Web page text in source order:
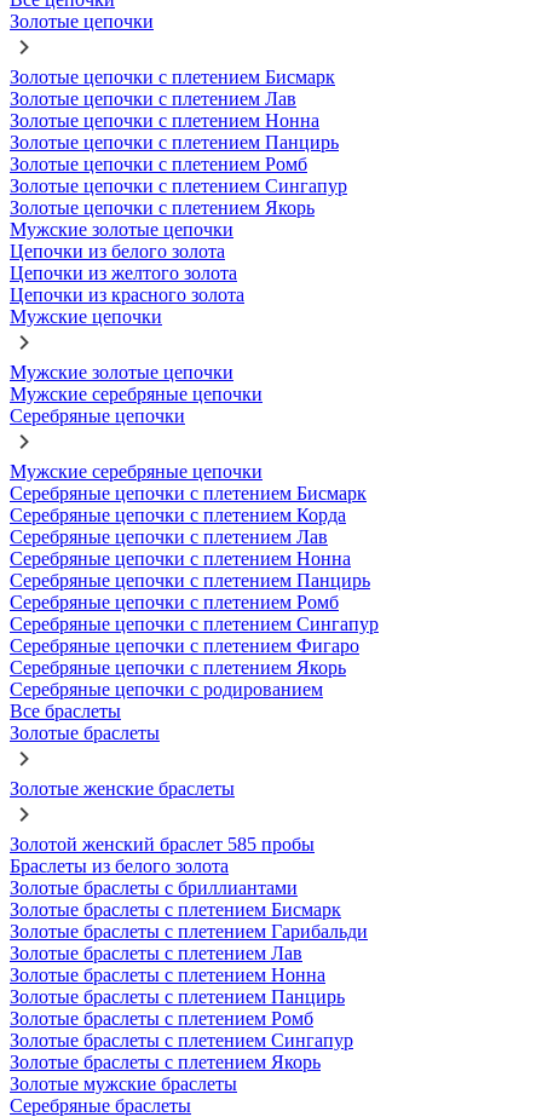
Золотые цепочки
Золотые цепочки с плетением Бисмарк
Золотые цепочки с плетением Лав
Золотые цепочки с плетением Нонна
Золотые цепочки с плетением Панцирь
Золотые цепочки с плетением Ромб
Золотые цепочки с плетением Сингапур
Золотые цепочки с плетением Якорь
Мужские золотые цепочки
Цепочки из белого золота
Цепочки из желтого золота
Цепочки из красного золота
Мужские цепочки
Мужские золотые цепочки
Мужские серебряные цепочки
Серебряные цепочки
Мужские серебряные цепочки
Серебряные цепочки с плетением Бисмарк
Серебряные цепочки с плетением Корда
Серебряные цепочки с плетением Лав
Серебряные цепочки с плетением Нонна
Серебряные цепочки с плетением Панцирь
Серебряные цепочки с плетением Ромб
Серебряные цепочки с плетением Сингапур
Серебряные цепочки с плетением Фигаро
Серебряные цепочки с плетением Якорь
Серебряные цепочки с родированием
Все браслеты
Золотые браслеты
Золотые женские браслеты
Золотой женский браслет 585 пробы
Браслеты из белого золота
Золотые браслеты с бриллиантами
Золотые браслеты с плетением Бисмарк
Золотые браслеты с плетением Гарибальди
Золотые браслеты с плетением Лав
Золотые браслеты с плетением Нонна
Золотые браслеты с плетением Панцирь
Золотые браслеты с плетением Ромб
Золотые браслеты с плетением Сингапур
Золотые браслеты с плетением Якорь
Золотые мужские браслеты
Серебряные браслеты